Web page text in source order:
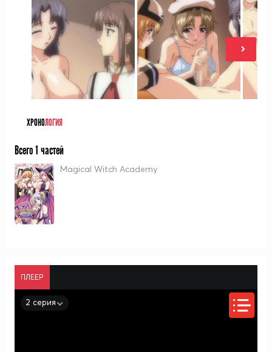
ХРОНОЛОГИЯ
Всего 1 частей
Magical Witch Academy
ПЛЕЕР
2 серия